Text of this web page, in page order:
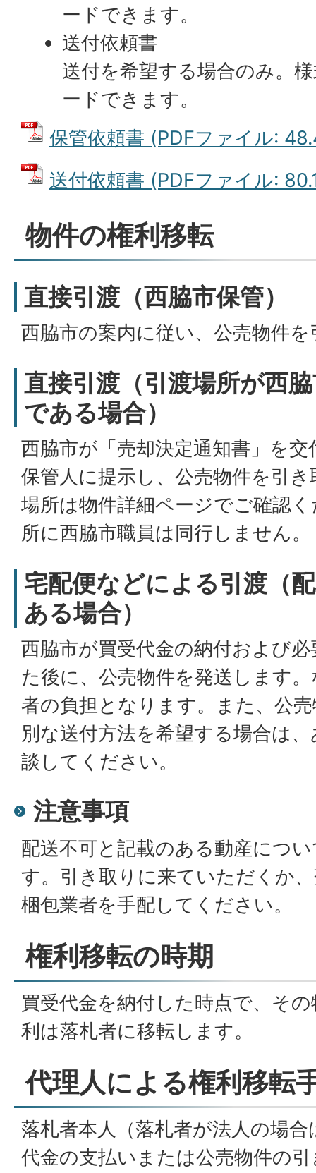
ードできます。
送付依頼書
送付を希望する場合のみ。
ードできます。
保管依頼書 (PDFファイル:
送付依頼書 (PDFファイル:
物件の権利移転
直接引渡（西脇市保管）
西脇市の案内に従い、公売物件
直接引渡（引渡場所が西
である場合）
西脇市が「売却決定通知書」を
保管人に提示し、公売物件を引
場所は物件詳細ページでご確認
所に西脇市職員は同行しません。
宅配便などによる引渡（
ある場合）
西脇市が買受代金の納付および
た後に、公売物件を発送します
者の負担となります。また、公
別な送付方法を希望する場合は
談してください。
注意事項
配送不可と記載のある動産につ
す。引き取りに来ていただくか
梱包業者を手配してください。
権利移転の時期
買受代金を納付した時点で、そ
利は落札者に移転します。
代理人による権利移転
落札者本人（落札者が法人の場
代金の支払いまたは公売物件の